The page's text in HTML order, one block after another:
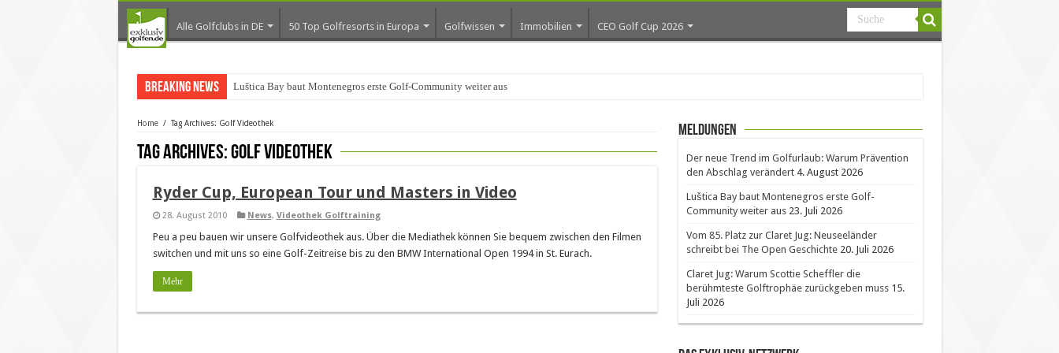
Alle Golfclubs in DE 50 Top Golfresorts in Europa Golfwissen Immobilien CEO Golf Cup 2026
Breaking News Luštica Bay baut Montenegros erste Golf-Community weiter aus
Home / Tag Archives: Golf Videothek
Tag Archives:Golf Videothek
Ryder Cup, European Tour und Masters in Video
28. August 2010 News, Videothek Golftraining
Peu a peu bauen wir unsere Golfvideothek aus. Über die Mediathek können Sie bequem zwischen den Filmen
switchen und mit uns so eine Golf-Zeitreise bis zu den BMW International Open 1994 in St. Eurach.
Mehr
Meldungen
Der neue Trend im Golfurlaub: Warum Prävention
den Abschlag verändert 4. August 2026
Luštica Bay baut Montenegros erste Golf-
Community weiter aus 23. Juli 2026
Vom 85. Platz zur Claret Jug: Neuseeländer
schreibt bei The Open Geschichte 20. Juli 2026
Claret Jug: Warum Scottie Scheffler die
berühmteste Golftrophäe zurückgeben muss 15.
Juli 2026